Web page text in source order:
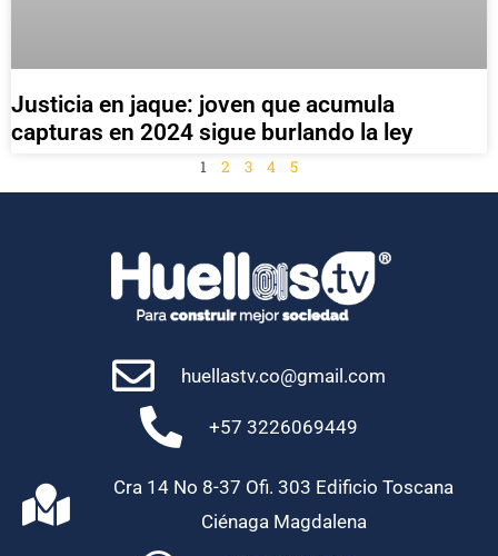
Justicia en jaque: joven que acumula
capturas en 2024 sigue burlando la ley
1 2 3 4 5
huellastv.co@gmail.com
+57 3226069449
Cra 14 No 8-37 Ofi. 303 Edificio Toscana
Ciénaga Magdalena